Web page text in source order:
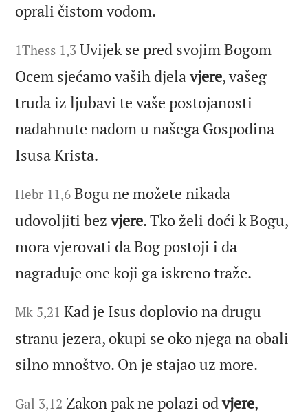
oprali čistom vodom.
1Thess 1,3 Uvijek se pred svojim Bogom
Ocem sjećamo vaših djelavjere, vašeg
truda iz ljubavi te vaše postojanosti
nadahnute nadom u našega Gospodina
Isusa Krista.
Hebr 11,6 Bogu ne možete nikada
udovoljiti bezvjere. Tko želi doći k Bogu,
mora vjerovati da Bog postoji i da
nagrađuje one koji ga iskreno traže.
Mk 5,21 Kad je Isus doplovio na drugu
stranu jezera, okupi se oko njega na obali
silno mnoštvo. On je stajao uz more.
Gal 3,12 Zakon pak ne polazi odvjere,